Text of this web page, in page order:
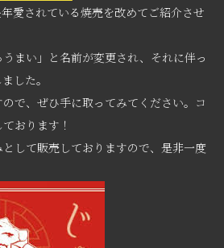
愛されている焼売を改めてご紹介させ
まい」と名前が変更され、それに伴っ
した。
で、ぜひ手に取ってみてください。コ
おります！
して販売しておりますので、是非一度